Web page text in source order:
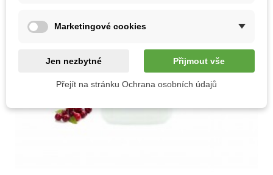
Marketingové cookies
Jen nezbytné Přijmout vše
Přejít na stránku Ochrana osobních údajů